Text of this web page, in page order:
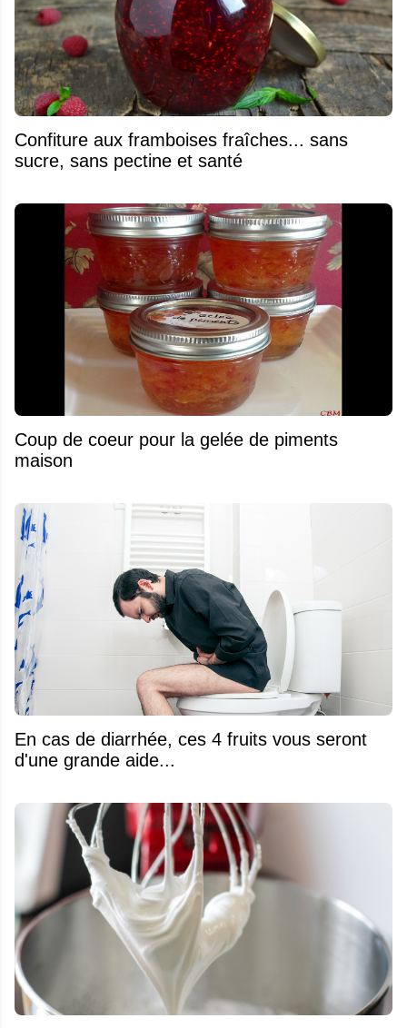
Confiture aux framboises fraîches... sans
sucre, sans pectine et santé
Coup de coeur pour la gelée de piments
maison
En cas de diarrhée, ces 4 fruits vous seront
d'une grande aide...